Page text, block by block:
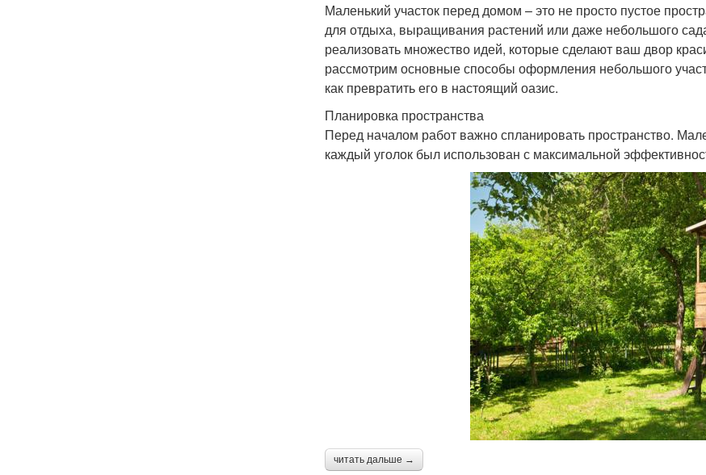
Маленький участок перед домом – это не просто пустое
для отдыха, выращивания растений или даже небольшого
реализовать множество идей, которые сделают ваш двор
рассмотрим основные способы оформления небольшого
как превратить его в настоящий оазис.
Планировка пространства
Перед началом работ важно спланировать пространство.
каждый уголок был использован с максимальной
читать дальше →